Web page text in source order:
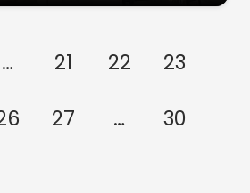
… 21 22
23
27 … 30